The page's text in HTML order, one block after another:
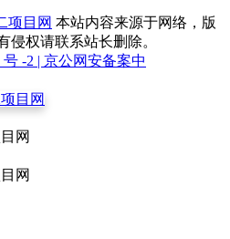
项目网 本站内容来源于网络，版
侵权请联系站长删除。
号 -2 | 京公网安备案中